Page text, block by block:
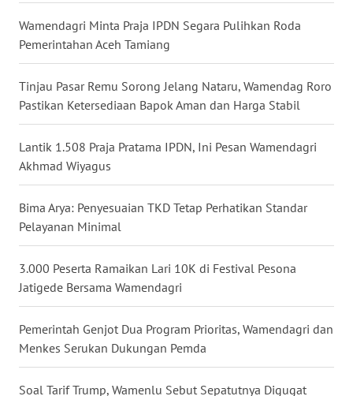
Wamendagri Minta Praja IPDN Segara Pulihkan Roda
Pemerintahan Aceh Tamiang
Tinjau Pasar Remu Sorong Jelang Nataru, Wamendag Roro
Pastikan Ketersediaan Bapok Aman dan Harga Stabil
Lantik 1.508 Praja Pratama IPDN, Ini Pesan Wamendagri
Akhmad Wiyagus
Bima Arya: Penyesuaian TKD Tetap Perhatikan Standar
Pelayanan Minimal
3.000 Peserta Ramaikan Lari 10K di Festival Pesona
Jatigede Bersama Wamendagri
Pemerintah Genjot Dua Program Prioritas, Wamendagri dan
Menkes Serukan Dukungan Pemda
Soal Tarif Trump, Wamenlu Sebut Sepatutnya Digugat
KALTENG
KALTARA
KALSEL
KALTIM
SULSEL
WN
GORONTALO
WN
SULUT